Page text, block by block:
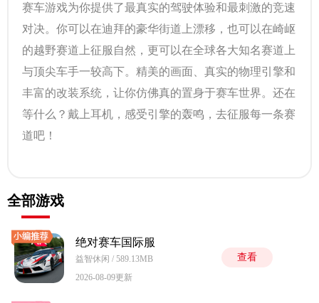
赛车游戏为你提供了最真实的驾驶体验和最刺激的竞速
对决。你可以在迪拜的豪华街道上漂移，也可以在崎岖
的越野赛道上征服自然，更可以在全球各大知名赛道上
与顶尖车手一较高下。精美的画面、真实的物理引擎和
丰富的改装系统，让你仿佛真的置身于赛车世界。还在
等什么？戴上耳机，感受引擎的轰鸣，去征服每一条赛
道吧！
全部游戏
绝对赛车国际服
益智休闲 / 589.13MB
2026-08-09更新
查看